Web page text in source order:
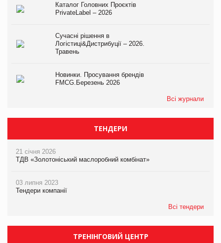
Каталог Головних Проєктів
PrivateLabel – 2026
Сучасні рішення в
Логістиці&Дистрибуції – 2026.
Травень
Новинки. Просування брендів
FMCG.Березень 2026
Всі журнали
ТЕНДЕРИ
21 січня 2026
ТДВ «Золотоніський маслоробний комбінат»
03 липня 2023
Тендери компанії
Всі тендери
ТРЕНІНГОВИЙ ЦЕНТР